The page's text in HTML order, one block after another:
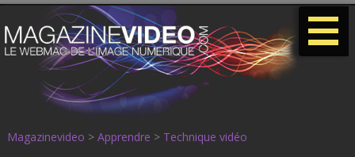
Magazinevideo > Apprendre > Technique vidéo
-
-
-